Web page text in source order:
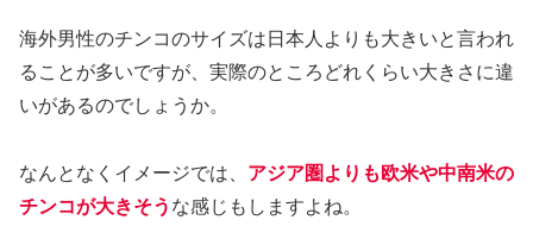
海外男性のチンコのサイズは日本人よりも大きいと言われ
ることが多いですが、実際のところどれくらい大きさに違
いがあるのでしょうか。
なんとなくイメージでは、 アジア圏よりも欧米や中南米の
チンコが大きそう な感じもしますよね。